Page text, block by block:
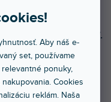
Aby náš e-
set, používame
ponuky,
Cookies
reklám. Naša
GX5.3, výkon 300W.